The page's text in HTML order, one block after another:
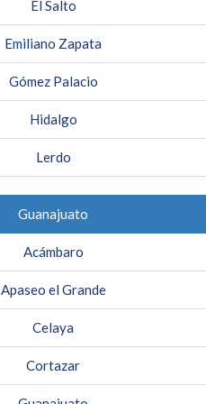
El Salto
Emiliano Zapata
Gómez Palacio
Hidalgo
Lerdo
Guanajuato
Acámbaro
Apaseo el Grande
Celaya
Cortazar